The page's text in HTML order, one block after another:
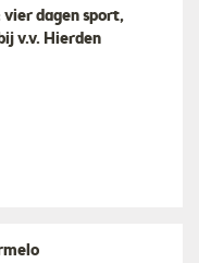
vier dagen sport,
v.v. Hierden